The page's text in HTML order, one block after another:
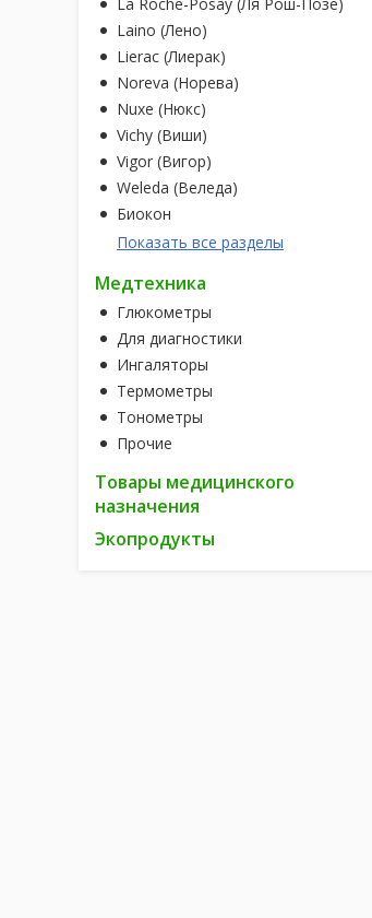
Laino (Лено)
Lierac (Лиерак)
Noreva (Норева)
Nuxe (Нюкс)
Vichy (Виши)
Vigor (Вигор)
Weleda (Веледа)
Биокон
Показать все разделы
Медтехника
Глюкометры
Для диагностики
Ингаляторы
Термометры
Тонометры
Прочие
Товары медицинского
назначения
Экопродукты